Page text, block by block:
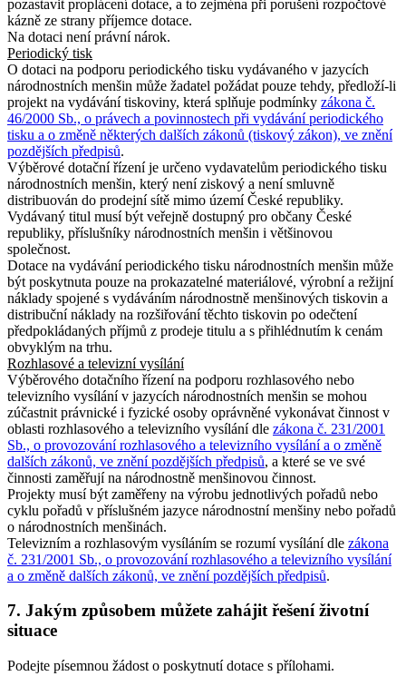
pozastavit proplácení dotace, a to zejména při porušení rozpočtové
kázně ze strany příjemce dotace.
Na dotaci není právní nárok.
Periodický tisk
O dotaci na podporu periodického tisku vydávaného v jazycích
národnostních menšin může žadatel požádat pouze tehdy, předloží-li
projekt na vydávání tiskoviny, která splňuje podmínky zákona č.
46/2000 Sb., o právech a povinnostech při vydávání periodického
tisku a o změně některých dalších zákonů (tiskový zákon), ve znění
pozdějších předpisů.
Výběrové dotační řízení je určeno vydavatelům periodického tisku
národnostních menšin, který není ziskový a není smluvně
distribuován do prodejní sítě mimo území České republiky.
Vydávaný titul musí být veřejně dostupný pro občany České
republiky, příslušníky národnostních menšin i většinovou
společnost.
Dotace na vydávání periodického tisku národnostních menšin může
být poskytnuta pouze na prokazatelné materiálové, výrobní a režijní
náklady spojené s vydáváním národnostně menšinových tiskovin a
distribuční náklady na rozšiřování těchto tiskovin po odečtení
předpokládaných příjmů z prodeje titulu a s přihlédnutím k cenám
obvyklým na trhu.
Rozhlasové a televizní vysílání
Výběrového dotačního řízení na podporu rozhlasového nebo
televizního vysílání v jazycích národnostních menšin se mohou
zúčastnit právnické i fyzické osoby oprávněné vykonávat činnost v
oblasti rozhlasového a televizního vysílání dle zákona č. 231/2001
Sb., o provozování rozhlasového a televizního vysílání a o změně
dalších zákonů, ve znění pozdějších předpisů, a které se ve své
činnosti zaměřují na národnostně menšinovou činnost.
Projekty musí být zaměřeny na výrobu jednotlivých pořadů nebo
cyklu pořadů v příslušném jazyce národnostní menšiny nebo pořadů
o národnostních menšinách.
Televizním a rozhlasovým vysíláním se rozumí vysílání dle zákona
č. 231/2001 Sb., o provozování rozhlasového a televizního vysílání
a o změně dalších zákonů, ve znění pozdějších předpisů.
7. Jakým způsobem můžete zahájit řešení životní
situace
Podejte písemnou žádost o poskytnutí dotace s přílohami.